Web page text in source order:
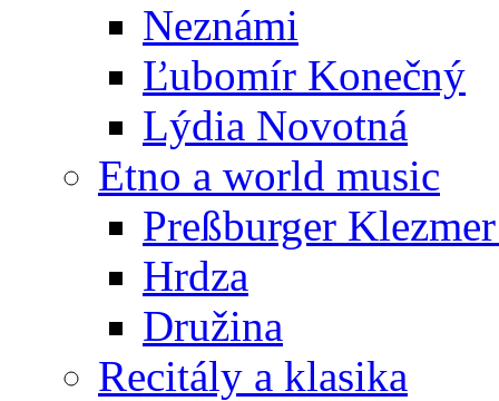
Neznámi
Ľubomír Konečný
Lýdia Novotná
Etno a world music
Preßburger
Hrdza
Družina
Recitály a klasika